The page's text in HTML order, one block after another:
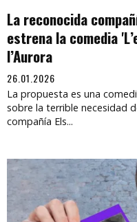
La reconocida
estrena la comedia
l’Aurora
26.01.2026
La propuesta es una
sobre la terrible necesidad
compañía Els...